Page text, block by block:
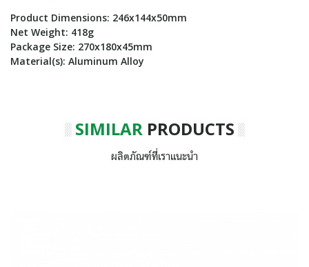
Product Dimensions: 246x144x50mm
Net Weight: 418g
Package Size: 270x180x45mm
Material(s): Aluminum Alloy
SIMILARPRODUCTS
ผลิตภัณฑ์ที่เราแนะนำ